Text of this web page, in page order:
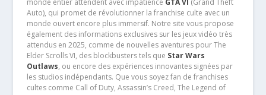
monde entier attendent avec impatience GTA VI (Grand Theft
Auto), qui promet de révolutionner la franchise culte avec un
monde ouvert encore plus immersif. Notre site vous propose
également des informations exclusives sur les jeux vidéo très
attendus en 2025, comme de nouvelles aventures pour The
Elder Scrolls VI, des blockbusters tels que Star Wars
Outlaws, ou encore des expériences innovantes signées par
les studios indépendants. Que vous soyez fan de franchises
cultes comme Call of Duty, Assassin’s Creed, The Legend of